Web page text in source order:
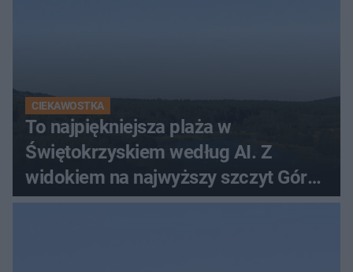
CIEKAWOSTKA
To najpiękniejsza plaża w
Świętokrzyskiem według AI. Z
widokiem na najwyższy szczyt Gór
Świętokrzyskich